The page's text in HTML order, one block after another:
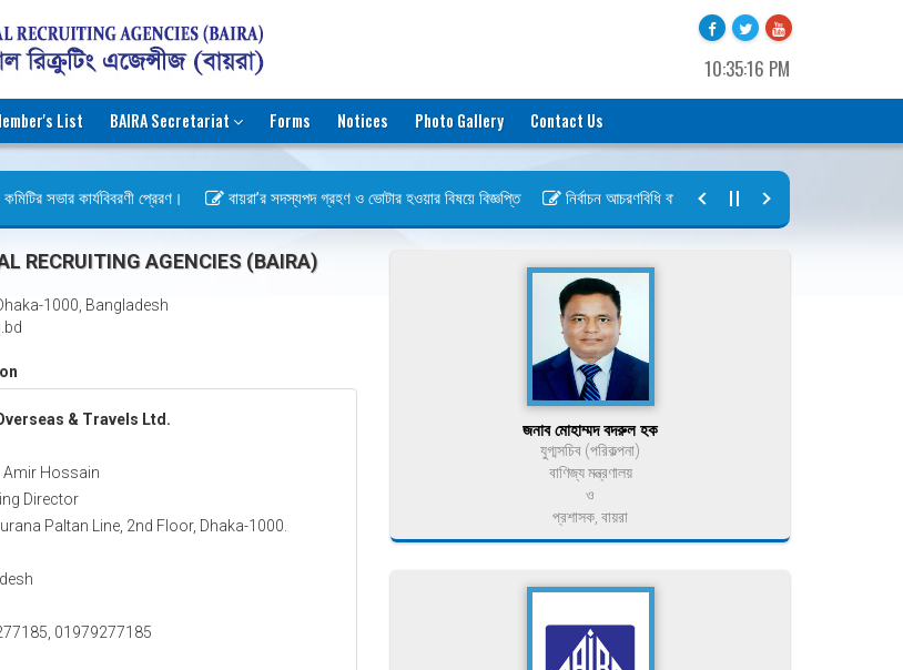
10:35:16 PM
List BAIRA Secretariat Forms Notices Photo Gallery Contact Us
সভার কার্যবিবরণী প্রেরণ। বায়রা’র সদস্যপদ গ্রহণ ও ভোটার হওয়ার বিষয়ে বিজ্ঞপ্তি নির্বাচন আচরণবিধি বায়রা ২০২৬-২০২৮
RECRUITING AGENCIES (BAIRA)
1000, Bangladesh
& Travels Ltd.
Amir Hossain
Director
Paltan Line, 2nd Floor, Dhaka-1000.
01979277185
জনাব মোহাম্মদ বদরুল হক
যুগ্মসচিব (পরিকল্পনা)
বাণিজ্য মন্ত্রণালয়
ও
প্রশাসক, বায়রা